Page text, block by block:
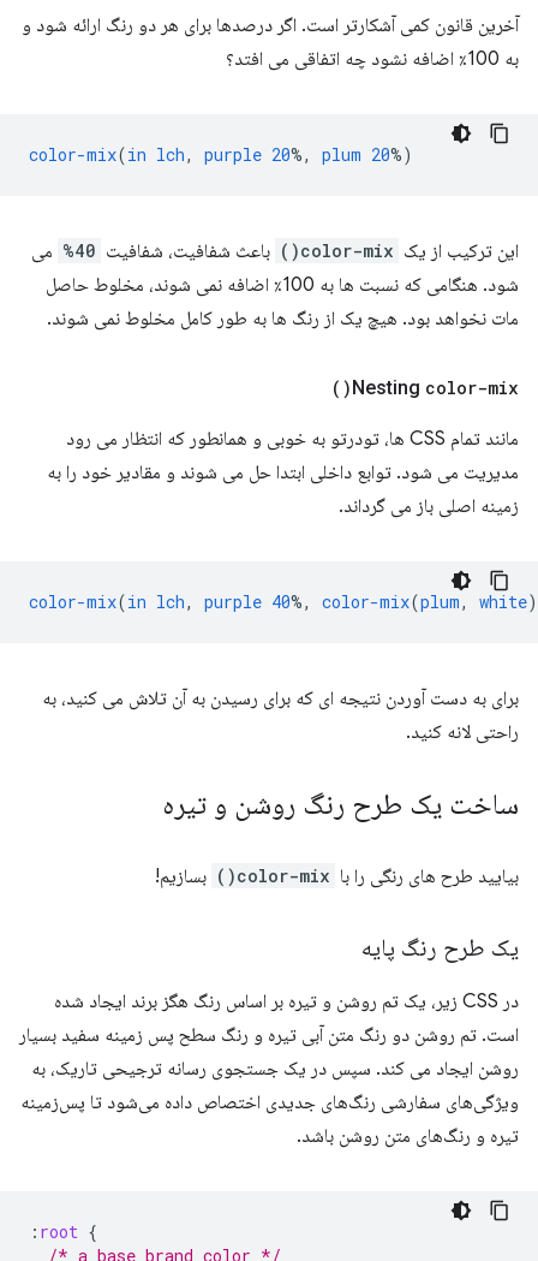
آخرین قانون کمی آشکارتر است. اگر درصدها برای هر دو رنگ ارائه شود و
به 100٪ اضافه نشود چه اتفاقی می افتد؟
color-mix(in lch, purple 20%, plum 20%)
این ترکیب از یک color-mix() باعث شفافیت، شفافیت 40%
می
شود. هنگامی که نسبت ها به 100٪ اضافه نمی شوند، مخلوط حاصل
مات نخواهد بود. هیچ یک از رنگ ها به طور کامل مخلوط نمی شوند.
Nesting color-mix(
)
مانند تمام CSS ها، تودرتو به خوبی و همانطور که انتظار می رود
مدیریت می شود. توابع داخلی ابتدا حل می شوند و مقادیر خود را به
زمینه اصلی باز می گرداند.
color-mix(in lch, purple 40%, color-mix(plum, white
برای به دست آوردن نتیجه ای که برای رسیدن به آن تلاش می کنید، به
راحتی لانه کنید.
ساخت یک طرح رنگ روشن و تیره
بیایید طرح های رنگی را با color-mix() بسازیم!
یک طرح رنگ پایه
در CSS زیر، یک تم روشن و تیره بر اساس رنگ هگز برند ایجاد شده
است. تم روشن دو رنگ متن آبی تیره و رنگ سطح پس زمینه سفید بسیار
روشن ایجاد می کند. سپس در یک جستجوی رسانه ترجیحی تاریک، به
ویژگی‌های سفارشی رنگ‌های جدیدی اختصاص داده می‌شود تا پس‌زمینه
تیره و رنگ‌های متن روشن باشد.
: root {
/* a base brand color */